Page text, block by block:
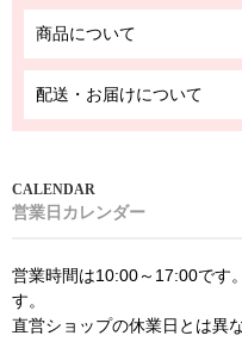
商品について
配送・お届けについて
営業日カレンダー
営業時間は10:00～17:00です。
す。
直営ショップの休業日とは異